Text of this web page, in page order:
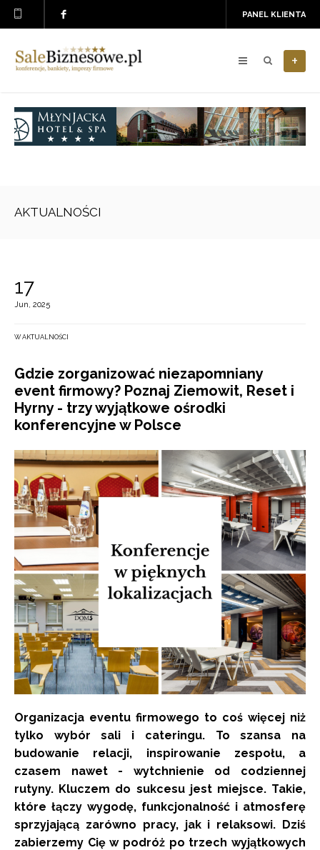
PANEL KLIENTA
+
AKTUALNOŚCI
17
Jun, 2025
W AKTUALNOŚCI
Gdzie zorganizować niezapomniany
event firmowy? Poznaj Ziemowit, Reset i
Hyrny - trzy wyjątkowe ośrodki
konferencyjne w Polsce
Organizacja eventu firmowego to coś więcej niż
tylko wybór sali i cateringu. To szansa na
budowanie relacji, inspirowanie zespołu, a
czasem nawet - wytchnienie od codziennej
rutyny. Kluczem do sukcesu jest miejsce. Takie,
które łączy wygodę, funkcjonalność i atmosferę
sprzyjającą zarówno pracy, jak i relaksowi. Dziś
zabierzemy Cię w podróż po trzech wyjątkowych